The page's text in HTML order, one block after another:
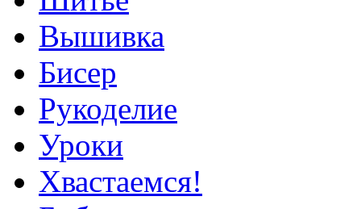
Вышивка
Бисер
Рукоделие
Уроки
Хвастаемся!